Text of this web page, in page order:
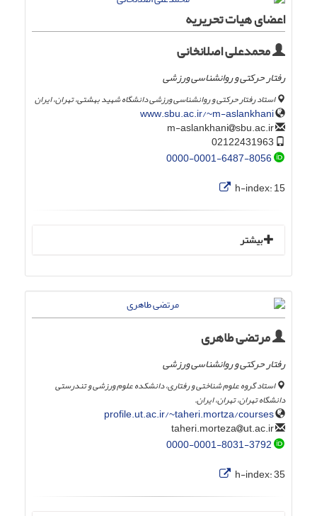
اعضای هیات تحریریه
محمدعلی اصلانخانی
رفتار حرکتی و روانشناسی ورزشی
استاد رفتار حرکتی و روانشناسی ورزشی دانشگاه شهید بهشتی، تهران، ایران
www.sbu.ac.ir/~m-aslankhani
sbu.ac.ir
0000-0001-6487-8056
h-index:15
بیشتر
مرتضی طاهری
رفتار حرکتی و روانشناسی ورزشی
استاد گروه علوم شناختی و رفتاری، دانشکده علوم ورزشی و تندرستی
دانشگاه تهران، تهران، ایران.
profile.ut.ac.ir/~taheri.mortza/courses
ut.ac.ir
0000-0001-8031-3792
h-index:35